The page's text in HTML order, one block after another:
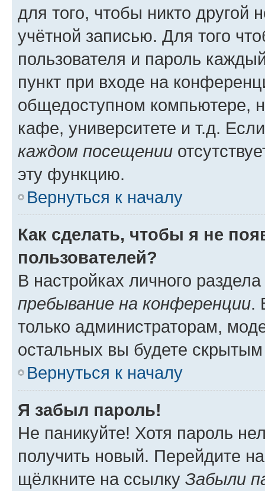
для того, чтобы никто другой
учётной записью. Для того
пользователя и пароль
пункт при входе на
общедоступном компьютере,
кафе, университете и т.д.
каждом посещении
эту функцию.
Вернуться к началу
Как сделать, чтобы я не
пользователей?
В настройках личного
пребывание на конференции.
только администраторам,
остальных вы будете
Вернуться к началу
Я забыл пароль!
Не паникуйте! Хотя пароль
получить новый. Перейдите
щёлкните на ссылку Забыли